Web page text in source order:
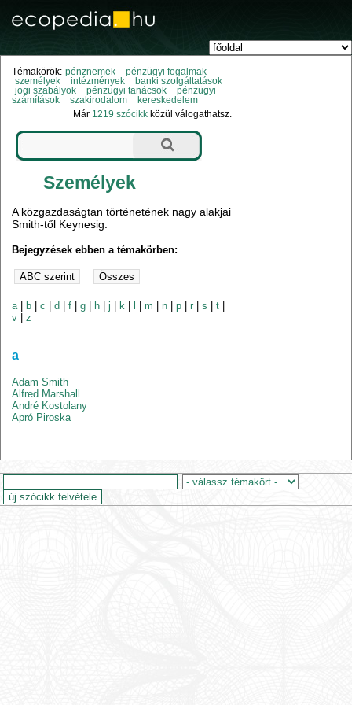
Témakörök: pénznemek
pénzügyi fogalmak
személyek
intézmények
banki szolgáltatások
jogi szabályok
pénzügyi tanácsok
pénzügyi
számítások
szakirodalom
kereskedelem
Már 1219 szócikk közül válogathatsz.
Személyek
A közgazdaságtan történetének nagy alakjai
Smith-től Keynesig.
Bejegyzések ebben a témakörben:
a| b |c |d |f |g h |j k |m |n |p |r |s |t
v |z
a
Adam Smith
Alfred Marshall
André Kostolany
Apró Piroska